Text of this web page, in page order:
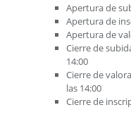
Apertura de
Apertura de
Apertura de
Cierre de
14:00
Cierre de
las 14:00
Cierre de